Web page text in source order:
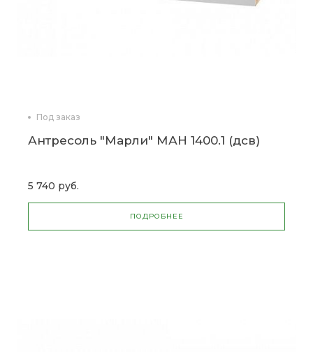
Под заказ
Антресоль "Марли" МАН 1400.1 (дсв)
5 740 руб.
ПОДРОБНЕЕ